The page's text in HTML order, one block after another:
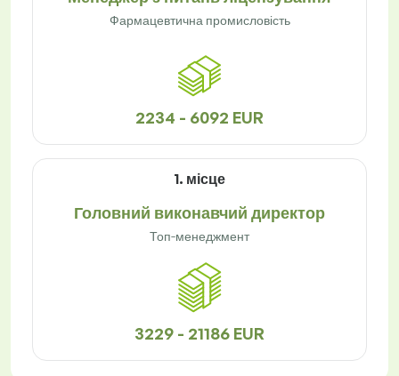
Фармацевтична промисловість
2234 - 6092 EUR
1. місце
Головний виконавчий директор
Топ-менеджмент
3229 - 21186 EUR